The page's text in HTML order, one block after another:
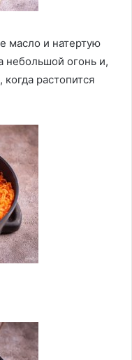
масло и натертую
небольшой огонь и,
растопится